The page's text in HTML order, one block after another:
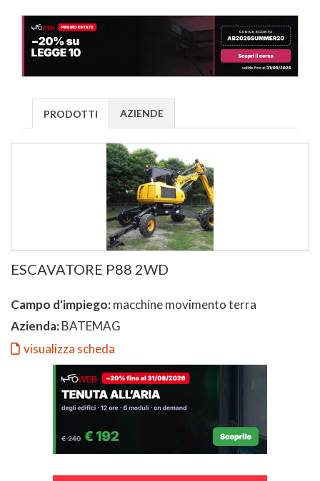
PRODOTTI AZIENDE
ESCAVATORE P88 2WD
Campo d'impiego:macchine movimento terra
Azienda:BATEMAG
visualizza scheda